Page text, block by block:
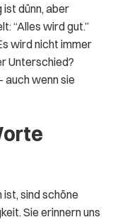
dünn, aber
“Alles wird gut.”
wird nicht immer
Unterschied?
auch wenn sie
ist, sind schöne
Sie erinnern uns